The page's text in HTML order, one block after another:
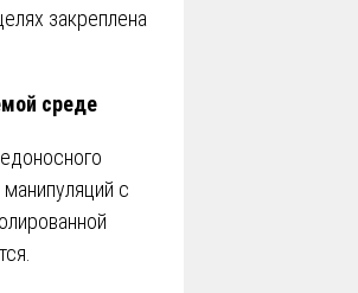
закреплена
среде
с